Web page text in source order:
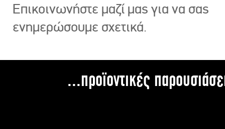
Επικοινωνήστε μαζί μας για να σας
ενημερώσουμε σχετικά.
...προϊοντικές